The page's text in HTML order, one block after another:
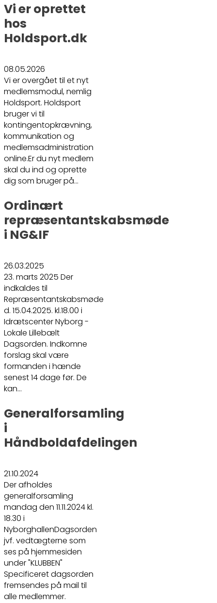
Vi er oprettet
hos
Holdsport.dk
08.05.2026
Vi er overgået til et nyt
medlemsmodul, nemlig
Holdsport. Holdsport
bruger vi til
kontingentopkrævning,
kommunikation og
medlemsadministration
online.Er du nyt medlem
skal du ind og oprette
dig som bruger på…
Ordinært
repræsentantskabsmøde
i NG&IF
26.03.2025
23. marts 2025 Der
indkaldes til
Repræsentantskabsmøde
d. 15.04.2025. kl.18.00 i
Idrætscenter Nyborg -
Lokale Lillebælt
Dagsorden. Indkomne
forslag skal være
formanden i hænde
senest 14 dage før. De
kan…
Generalforsamling
i
Håndboldafdelingen
21.10.2024
Der afholdes
generalforsamling
mandag den 11.11.2024 kl.
18.30 i
NyborghallenDagsorden
jvf. vedtægterne som
ses på hjemmesiden
under "KLUBBEN"
Specificeret dagsorden
fremsendes på mail til
alle medlemmer.